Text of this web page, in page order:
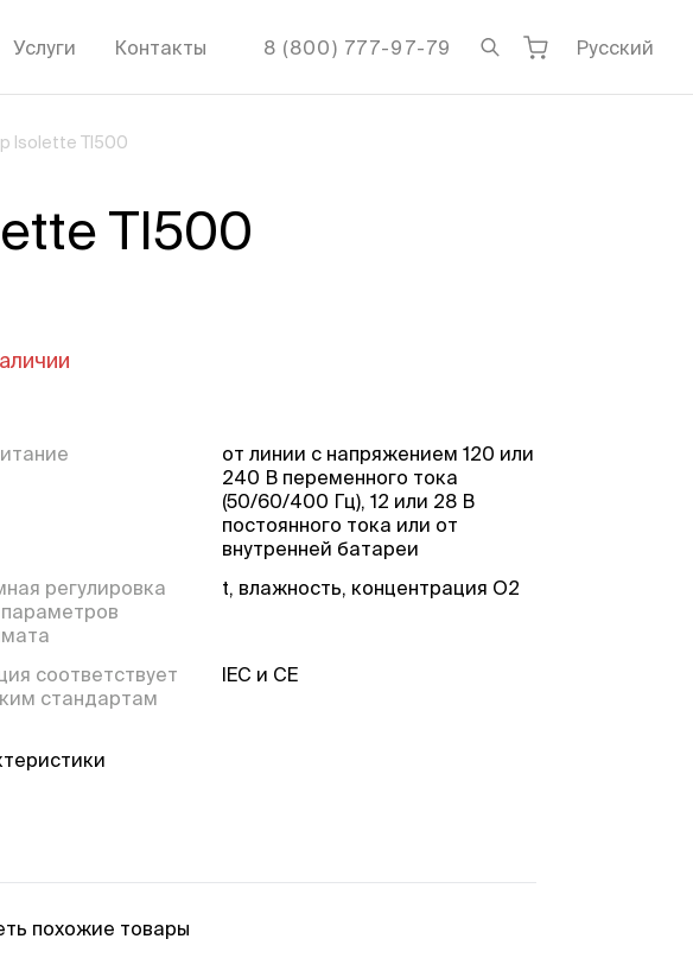
Услуги Контакты 8 (800) 777-97-79 Русский
Isolette TI500
TI500
от линии с напряжением 120 или
240 В переменного тока
(50/60/400 Гц), 12 или 28 В
постоянного тока или от
внутренней батареи
регулировка
t, влажность, концентрация O2
соответствует
стандартам
IEC и CE
похожие товары